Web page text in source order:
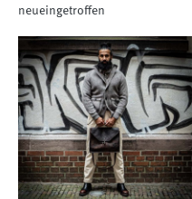
neueingetroffen